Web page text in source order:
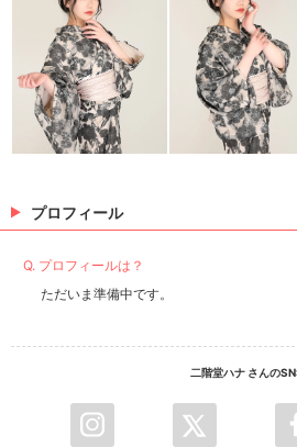
※情報はあくまで予定でキャストまたは出勤情報は一部
ださい。
プロフィール
Q. プロフィールは？
ただいま準備中です。
二階堂ハナ さんの